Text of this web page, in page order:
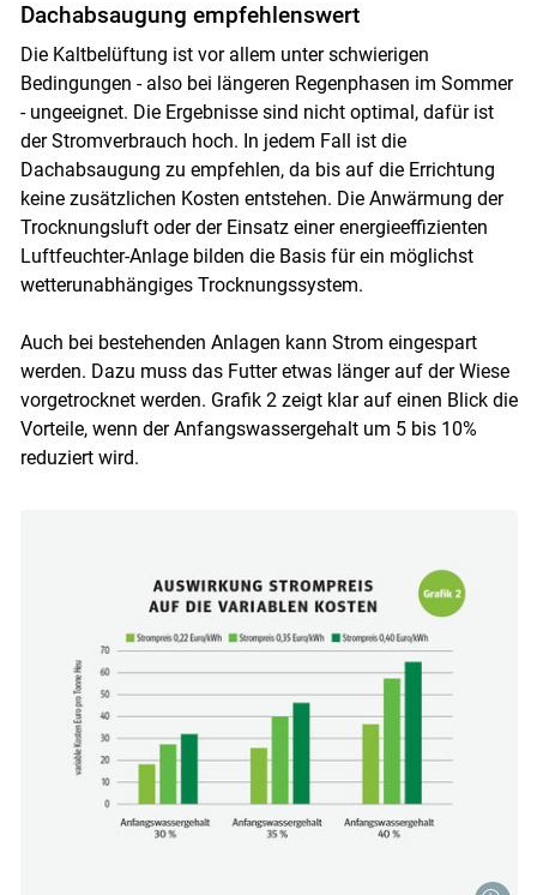
Skip to main content
Dachabsaugung empfehlenswert
Die Kaltbelüftung ist vor allem unter schwierigen
Bedingungen - also bei längeren Regenphasen im Sommer
- ungeeignet. Die Ergebnisse sind nicht optimal, dafür ist
der Stromverbrauch hoch. In jedem Fall ist die
Dachabsaugung zu empfehlen, da bis auf die Errichtung
keine zusätzlichen Kosten entstehen. Die Anwärmung der
Trocknungsluft oder der Einsatz einer energieeffizienten
Luftfeuchter-Anlage bilden die Basis für ein möglichst
wetterunabhängiges Trocknungssystem.
Auch bei bestehenden Anlagen kann Strom eingespart
werden. Dazu muss das Futter etwas länger auf der Wiese
vorgetrocknet werden. Grafik 2 zeigt klar auf einen Blick die
Vorteile, wenn der Anfangswassergehalt um 5 bis 10%
reduziert wird.